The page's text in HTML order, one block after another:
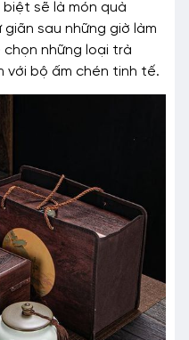
sẽ là món quà
sau những giờ làm
những loại trà
với bộ ấm chén tinh tế.